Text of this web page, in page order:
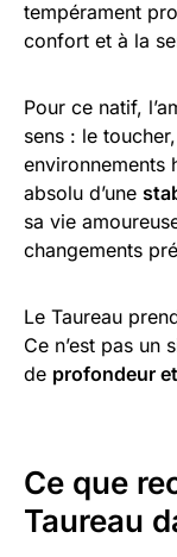
tempérament
confort et à la
Pour ce natif,
sens : le
environnements
absolu d’une
sa vie
changements
Le Taureau
Ce n’est pas un
de profondeur
Ce que
Taureau